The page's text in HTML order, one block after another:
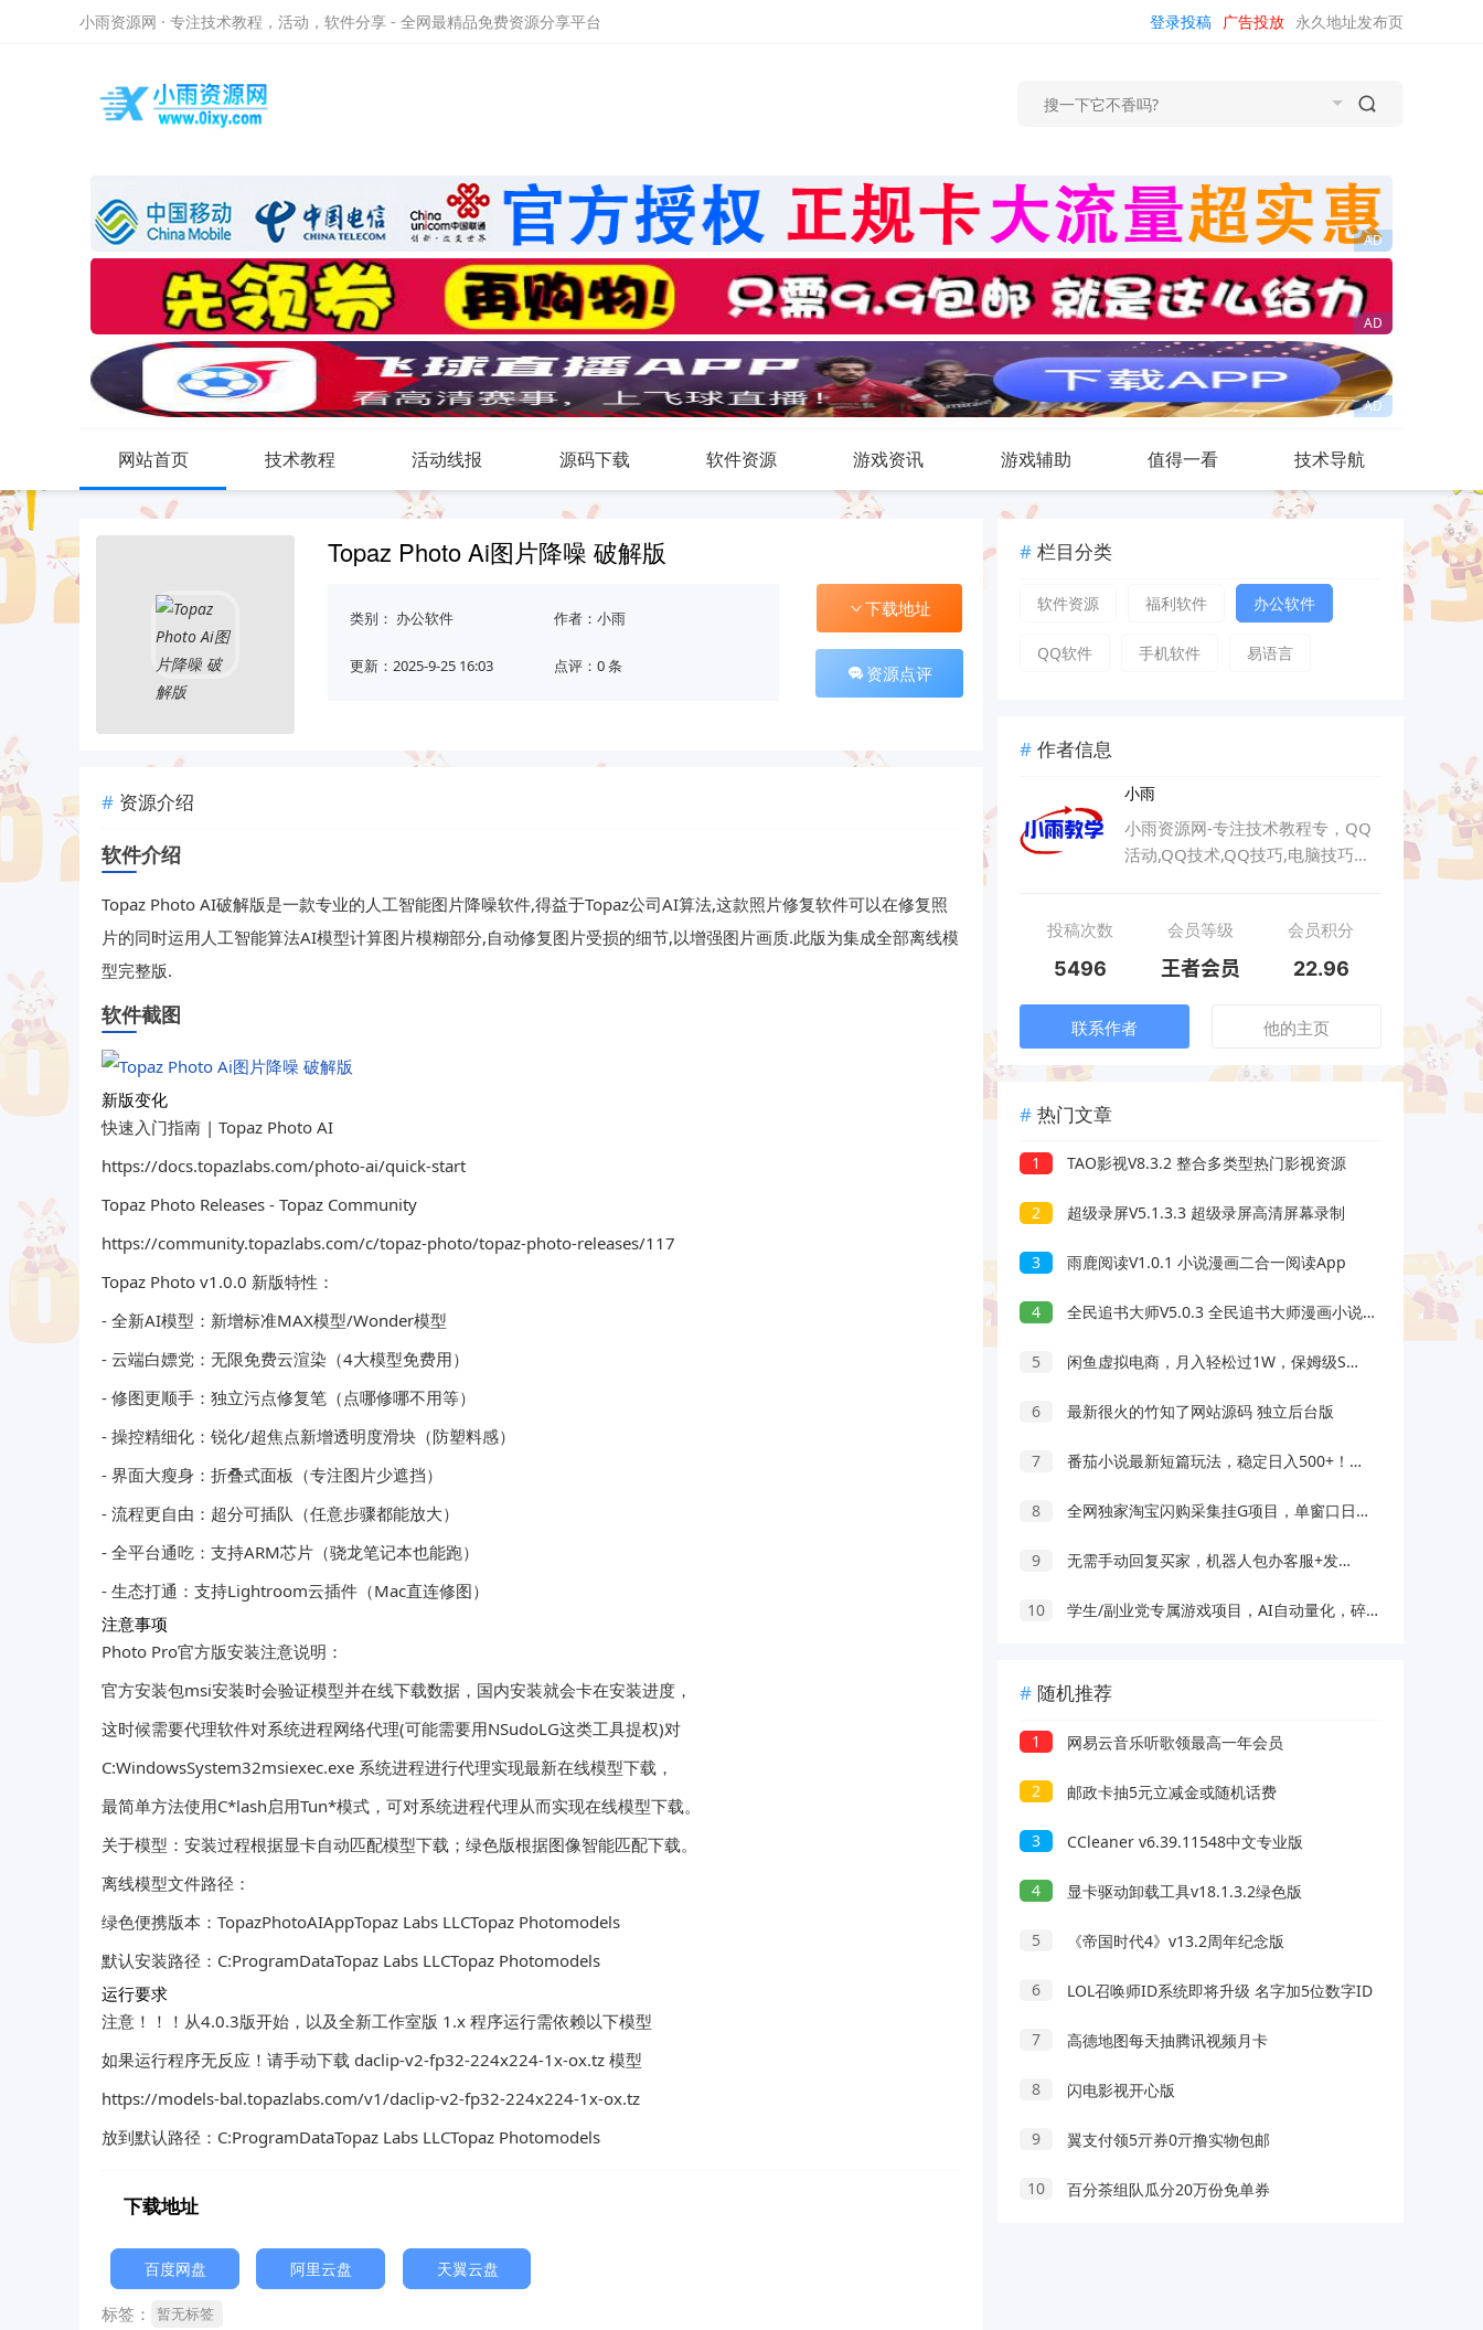
小雨资源网 · 专注技术教程，活动，软件分享 - 全网最精品免费资源分享平台 永久地址发布页
广告投放
登录投稿
网站首页 技术教程 活动线报 源码下载 软件资源 游戏资讯 游戏辅助 值得一看 技术导航
Topaz Photo Ai图片降噪 破解版
类别： 办公软件 作者：小雨
更新：2025-9-25 16:03 点评：0 条
下载地址
资源点评
资源介绍
软件介绍
Topaz Photo AI破解版是一款专业的人工智能图片降噪软件,得益于Topaz公司AI算法,这款照片修复软件可以在修复照
片的同时运用人工智能算法AI模型计算图片模糊部分,自动修复图片受损的细节,以增强图片画质.此版为集成全部离线模
型完整版.
软件截图
新版变化
快速入门指南 | Topaz Photo AI
https://docs.topazlabs.com/photo-ai/quick-start
Topaz Photo Releases - Topaz Community
https://community.topazlabs.com/c/topaz-photo/topaz-photo-releases/117
Topaz Photo v1.0.0 新版特性：
- 全新AI模型：新增标准MAX模型/Wonder模型
- 云端白嫖党：无限免费云渲染（4大模型免费用）
- 修图更顺手：独立污点修复笔（点哪修哪不用等）
- 操控精细化：锐化/超焦点新增透明度滑块（防塑料感）
- 界面大瘦身：折叠式面板（专注图片少遮挡）
- 流程更自由：超分可插队（任意步骤都能放大）
- 全平台通吃：支持ARM芯片（骁龙笔记本也能跑）
- 生态打通：支持Lightroom云插件（Mac直连修图）
注意事项
Photo Pro官方版安装注意说明：
官方安装包msi安装时会验证模型并在线下载数据，国内安装就会卡在安装进度，
这时候需要代理软件对系统进程网络代理(可能需要用NSudoLG这类工具提权)对
C:WindowsSystem32msiexec.exe 系统进程进行代理实现最新在线模型下载，
最简单方法使用C*lash启用Tun*模式，可对系统进程代理从而实现在线模型下载。
关于模型：安装过程根据显卡自动匹配模型下载；绿色版根据图像智能匹配下载。
离线模型文件路径：
绿色便携版本：TopazPhotoAIAppTopaz Labs LLCTopaz Photomodels
默认安装路径：C:ProgramDataTopaz Labs LLCTopaz Photomodels
运行要求
注意！！！从4.0.3版开始，以及全新工作室版 1.x 程序运行需依赖以下模型
如果运行程序无反应！请手动下载 daclip-v2-fp32-224x224-1x-ox.tz 模型
https://models-bal.topazlabs.com/v1/daclip-v2-fp32-224x224-1x-ox.tz
放到默认路径：C:ProgramDataTopaz Labs LLCTopaz Photomodels
下载地址
百度网盘 阿里云盘 天翼云盘
标签： 暂无标签
栏目分类
软件资源 福利软件 办公软件
QQ软件 手机软件 易语言
作者信息
小雨
小雨资源网-专注技术教程专，QQ
活动,QQ技术,QQ技巧,电脑技巧以
投稿次数 会员等级 会员积分
5496 王者会员 22.96
联系作者 他的主页
热门文章
1 TAO影视V8.3.2 整合多类型热门影视资源
2 超级录屏V5.1.3.3 超级录屏高清屏幕录制
3 雨鹿阅读V1.0.1 小说漫画二合一阅读App
4 全民追书大师V5.0.3 全民追书大师漫画小说二合一
5 闲鱼虚拟电商，月入轻松过1W，保姆级SOP教程
6 最新很火的竹知了网站源码 独立后台版
7 番茄小说最新短篇玩法，稳定日入500+！副业必看，小白可玩，限时开放
8 全网独家淘宝闪购采集挂G项目，单窗口日入40+，可复制可批量，单日轻松500+
9 无需手动回复买家，机器人包办客服+发货，学多多虚拟每月稳賺1-5W
10 学生/副业党专属游戏项目，AI自动量化，碎片时间操作，月入过万
随机推荐
1 网易云音乐听歌领最高一年会员
2 邮政卡抽5元立减金或随机话费
3 CCleaner v6.39.11548中文专业版
4 显卡驱动卸载工具v18.1.3.2绿色版
5 《帝国时代4》v13.2周年纪念版
6 LOL召唤师ID系统即将升级 名字加5位数字ID
7 高德地图每天抽腾讯视频月卡
8 闪电影视开心版
9 翼支付领5亓券0亓撸实物包邮
10 百分茶组队瓜分20万份免单券